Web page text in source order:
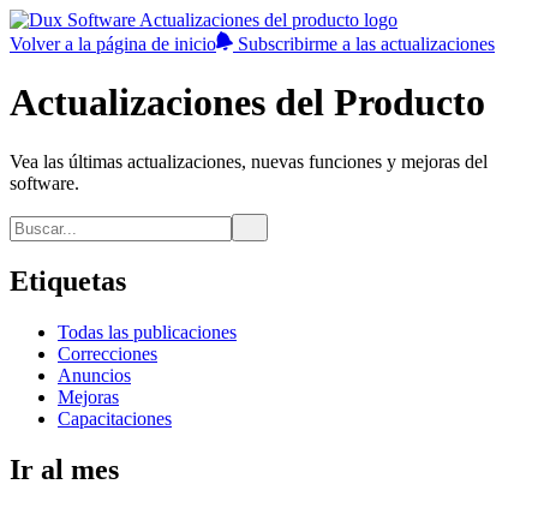
Volver a la página de inicio Subscribirme a las actualizaciones
Actualizaciones del Producto
Vea las últimas actualizaciones, nuevas funciones y mejoras del
software.
Etiquetas
Todas las publicaciones
Correcciones
Anuncios
Mejoras
Capacitaciones
Ir al mes